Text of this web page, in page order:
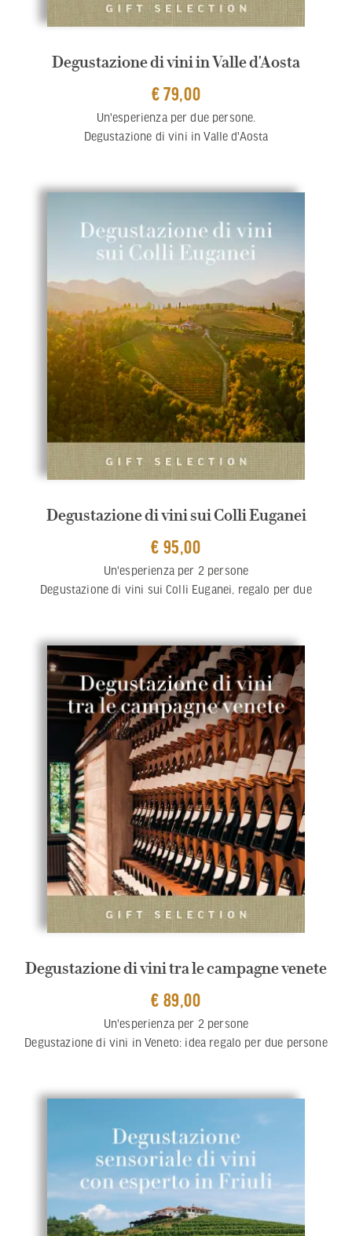
Degustazione di vini in Valle d'Aosta
€ 79,00
Un'esperienza per due persone.
Degustazione di vini in Valle d'Aosta
Degustazione di vini sui Colli Euganei
€ 95,00
Un'esperienza per 2 persone
Degustazione di vini sui Colli Euganei, regalo per due
Degustazione di vini tra le campagne venete
€ 89,00
Un'esperienza per 2 persone
Degustazione di vini in Veneto: idea regalo per due persone